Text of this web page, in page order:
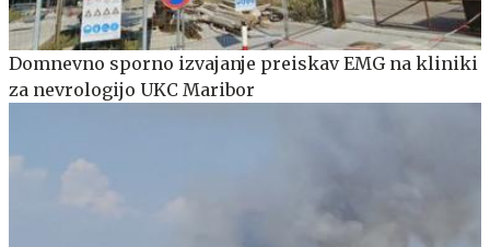
Domnevno sporno izvajanje preiskav EMG na kliniki
za nevrologijo UKC Maribor